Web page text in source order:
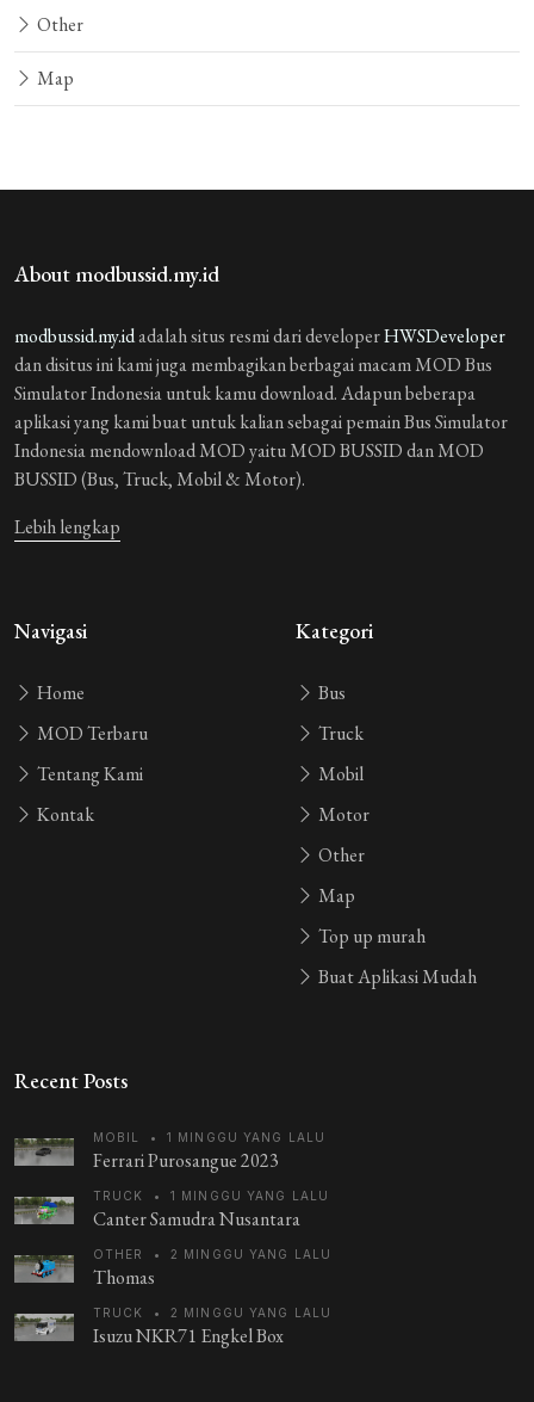
Other
Map
About modbussid.my.id
modbussid.my.idadalah situs resmi dari developerHWSDeveloper
dan disitus ini kami juga membagikan berbagai macam MOD Bus
Simulator Indonesia untuk kamu download. Adapun beberapa
aplikasi yang kami buat untuk kalian sebagai pemain Bus Simulator
Indonesia mendownload MOD yaitu MOD BUSSID dan MOD
BUSSID (Bus, Truck, Mobil & Motor).
Lebih lengkap
Navigasi
Home
MOD Terbaru
Tentang Kami
Kontak
Kategori
Bus
Truck
Mobil
Motor
Other
Map
Top up murah
Buat Aplikasi Mudah
Recent Posts
MOBIL • 1 MINGGU YANG LALU
Ferrari Purosangue 2023
TRUCK • 1 MINGGU YANG LALU
Canter Samudra Nusantara
OTHER • 2 MINGGU YANG LALU
Thomas
TRUCK • 2 MINGGU YANG LALU
Isuzu NKR71 Engkel Box